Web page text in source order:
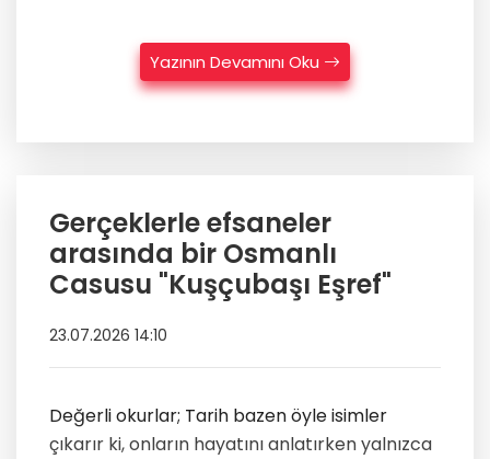
Yazının Devamını Oku
Gerçeklerle efsaneler
arasında bir Osmanlı
Casusu "Kuşçubaşı Eşref"
23.07.2026 14:10
Değerli okurlar; Tarih bazen öyle isimler
çıkarır ki, onların hayatını anlatırken yalnızca